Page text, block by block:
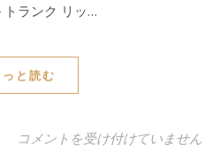
トランク リッ…
っと読む
BMW MINI F56 メッキパーツ
コメントを受け付けていません